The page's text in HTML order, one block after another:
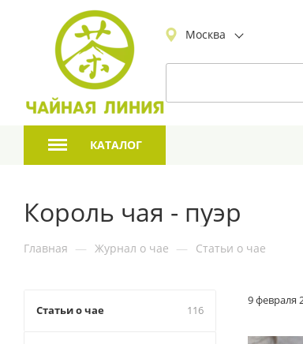
Москва
КАТАЛОГ
Король чая - пуэр
Главная — Журнал о чае — Статьи о чае
9 февраля
Статьи о чае 116